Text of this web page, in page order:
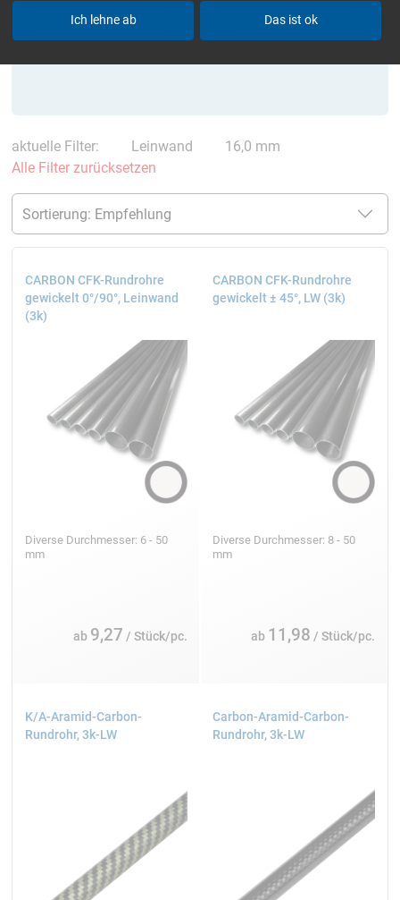
aktuelle Filter: Leinwand
16,0 mm
Alle Filter zurücksetzen
CARBON CFK-Rundrohre
gewickelt 0°/90°, Leinwand
(3k)
Diverse Durchmesser: 6 - 50
mm
ab 9,27 / Stück/pc.
CARBON CFK-Rundrohre
gewickelt ± 45°, LW (3k)
Diverse Durchmesser: 8 - 50
mm
ab 11,98 / Stück/pc.
K/A-Aramid-Carbon-
Rundrohr, 3k-LW
Carbon-Aramid-Carbon-
Rundrohr, 3k-LW
Ich lehne ab Das ist ok